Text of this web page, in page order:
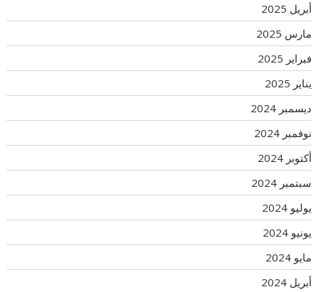
أبريل 2025
مارس 2025
فبراير 2025
يناير 2025
ديسمبر 2024
نوفمبر 2024
أكتوبر 2024
سبتمبر 2024
يوليو 2024
يونيو 2024
مايو 2024
أبريل 2024